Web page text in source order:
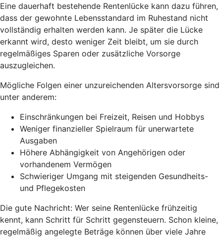
Eine dauerhaft bestehende Rentenlücke kann dazu führen,
dass der gewohnte Lebensstandard im Ruhestand nicht
vollständig erhalten werden kann. Je später die Lücke
erkannt wird, desto weniger Zeit bleibt, um sie durch
regelmäßiges Sparen oder zusätzliche Vorsorge
auszugleichen.
Mögliche Folgen einer unzureichenden Altersvorsorge sind
unter anderem:
Einschränkungen bei Freizeit, Reisen und Hobbys
Weniger finanzieller Spielraum für unerwartete
Ausgaben
Höhere Abhängigkeit von Angehörigen oder
vorhandenem Vermögen
Schwieriger Umgang mit steigenden Gesundheits-
und Pflegekosten
Die gute Nachricht: Wer seine Rentenlücke frühzeitig
kennt, kann Schritt für Schritt gegensteuern. Schon kleine,
regelmäßig angelegte Beträge können über viele Jahre